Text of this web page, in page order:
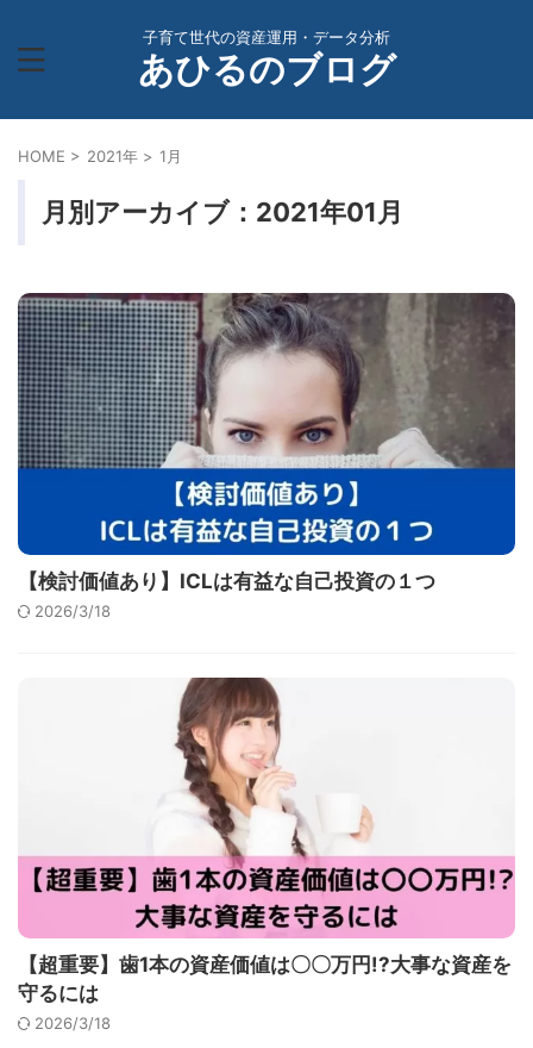
子育て世代の資産運用・データ分析
あひるのブログ
HOME > 2021年 > 1月
月別アーカイブ：2021年01月
【検討価値あり】ICLは有益な自己投資の１つ
2026/3/18
【超重要】歯1本の資産価値は〇〇万円!?大事な資産を
守るには
2026/3/18